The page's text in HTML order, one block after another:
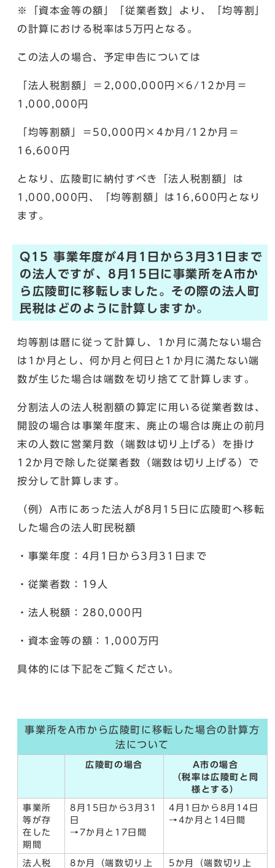
※「資本金等の額」「従業者数」より、「均等割」
の計算における税率は5万円となる。
この法人の場合、予定申告については
「法人税割額」＝2,000,000円×6/12か月＝
1,000,000円
「均等割額」＝50,000円×4か月/12か月＝
16,600円
となり、広陵町に納付すべき「法人税割額」は
1,000,000円、「均等割額」は16,600円となり
ます。
Q15 事業年度が4月1日から3月31日まで
の法人ですが、8月15日に事業所をA市か
ら広陵町に移転しました。その際の法人町
民税はどのように計算しますか。
均等割は暦に従って計算し、1か月に満たない場合
は1か月とし、何か月と何日と1か月に満たない端
数が生じた場合は端数を切り捨てて計算します。
分割法人の法人税割額の算定に用いる従業者数は、
開設の場合は事業年度末、廃止の場合は廃止の前月
末の人数に営業月数（端数は切り上げる）を掛け
12か月で除した従業者数（端数は切り上げる）で
按分して計算します。
（例）A市にあった法人が8月15日に広陵町へ移転
した場合の法人町民税額
・事業年度：4月1日から3月31日まで
・従業者数：19人
・法人税額：280,000円
・資本金等の額：1,000万円
具体的には下記をご覧ください。
事業所をA市から広陵町に移転した場合の計算方
法について
広陵町の場合
A市の場合
（税率は広陵町と同
様とする）
事業所
等が存
在した
期間
8月15日から3月31
日
→7か月と17日間
4月1日から8月14日
→4か月と14日間
法人税
8か月（端数切り上
5か月（端数切り上